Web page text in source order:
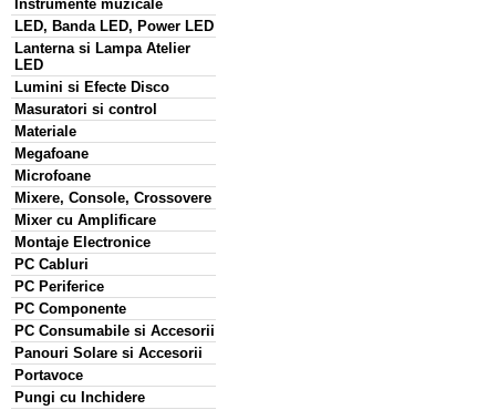
Instrumente muzicale
LED, Banda LED, Power LED
Lanterna si Lampa Atelier
LED
Lumini si Efecte Disco
Masuratori si control
Materiale
Megafoane
Microfoane
Mixere, Console, Crossovere
Mixer cu Amplificare
Montaje Electronice
PC Cabluri
PC Periferice
PC Componente
PC Consumabile si Accesorii
Panouri Solare si Accesorii
Portavoce
Pungi cu Inchidere